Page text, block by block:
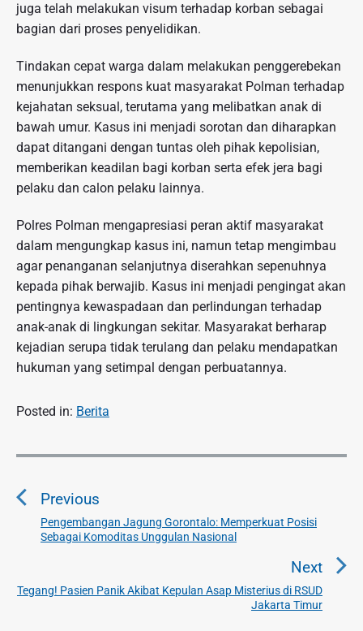
juga telah melakukan visum terhadap korban sebagai
bagian dari proses penyelidikan.
Tindakan cepat warga dalam melakukan penggerebekan
menunjukkan respons kuat masyarakat Polman terhadap
kejahatan seksual, terutama yang melibatkan anak di
bawah umur. Kasus ini menjadi sorotan dan diharapkan
dapat ditangani dengan tuntas oleh pihak kepolisian,
memberikan keadilan bagi korban serta efek jera bagi
pelaku dan calon pelaku lainnya.
Polres Polman mengapresiasi peran aktif masyarakat
dalam mengungkap kasus ini, namun tetap mengimbau
agar penanganan selanjutnya diserahkan sepenuhnya
kepada pihak berwajib. Kasus ini menjadi pengingat akan
pentingnya kewaspadaan dan perlindungan terhadap
anak-anak di lingkungan sekitar. Masyarakat berharap
kejadian serupa tidak terulang dan pelaku mendapatkan
hukuman yang setimpal dengan perbuatannya.
Posted in: Berita
N
v
s
Previous
P
r
v
Pengembangan Jagung Gorontalo: Memperkuat Posisi
Sebagai Komoditas Unggulan Nasional
Next
N
e
Tegang! Pasien Panik Akibat Kepulan Asap Misterius di RSUD
Jakarta Timur